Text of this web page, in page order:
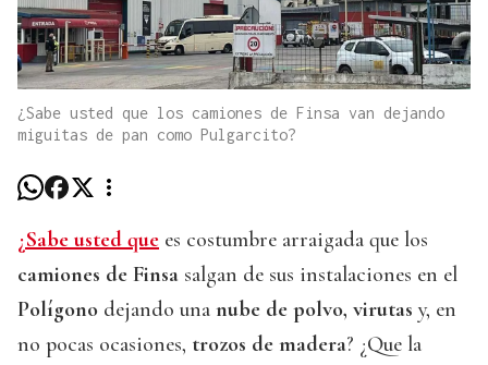
¿Sabe usted que los camiones de Finsa van dejando
miguitas de pan como Pulgarcito?
¿Sabe usted que es costumbre arraigada que los
camiones de Finsa salgan de sus instalaciones en el
Polígono dejando una nube de polvo, virutas y, en
no pocas ocasiones, trozos de madera? ¿Que la